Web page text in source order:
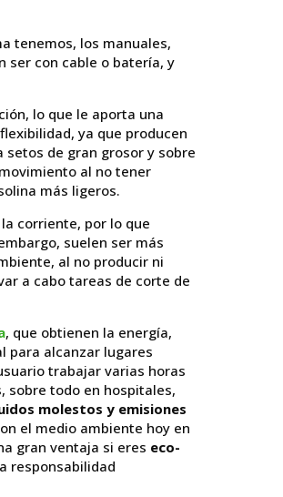
tenemos, los manuales,
ser con cable o batería, y
lo que le aporta una
ya que producen
de gran grosor y sobre
al no tener
más ligeros.
corriente, por lo que
suelen ser más
al no producir ni
a cabo tareas de corte de
, que obtienen la energía,
para alcanzar lugares
trabajar varias horas
sobre todo en hospitales,
molestos y emisiones
el medio ambiente hoy en
gran ventaja si eres eco-
responsabilidad